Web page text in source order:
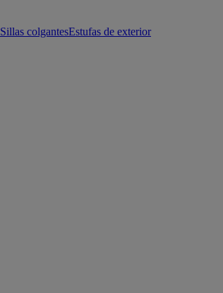
Sillas colgantesEstufas de exterior